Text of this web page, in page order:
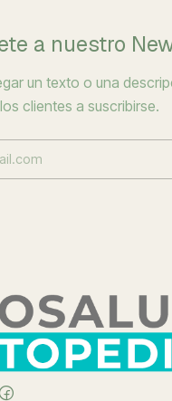
a nuestro
un texto o una
clientes a suscribirse.